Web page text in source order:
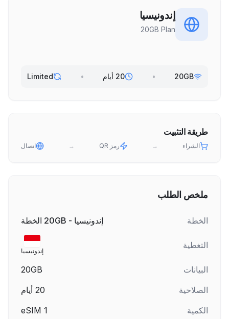
إندونيسيا
20GB Plan
20GB
• 20 أيام •
Limited
طريقة التثبيت
الشراء → رمز QR → اتصال
ملخص الطلب
الخطة إندونيسيا - 20GB الخطة
التغطية
إندونيسيا
البيانات
20GB
الصلاحية
20 أيام
الكمية
1